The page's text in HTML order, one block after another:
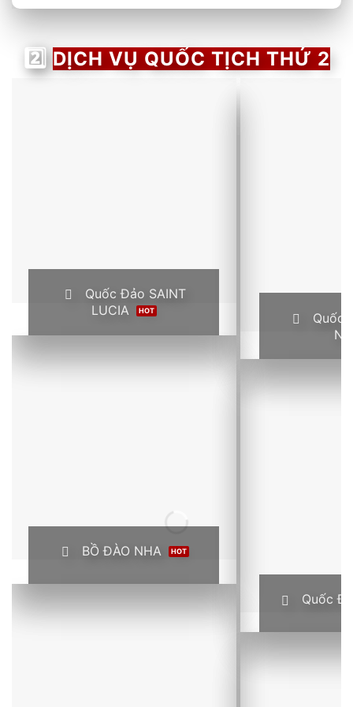
2️⃣DỊCH VỤ QUỐC TỊCH THỨ 2
Quốc Đảo SAINT
LUCIA
BỒ ĐÀO NHA
Quốc
Quốc